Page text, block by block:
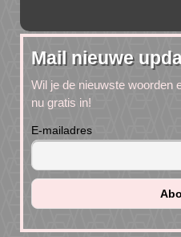
Mail nieuwe
Wil je de nieuwste woorden
nu gratis in!
E-mailadres